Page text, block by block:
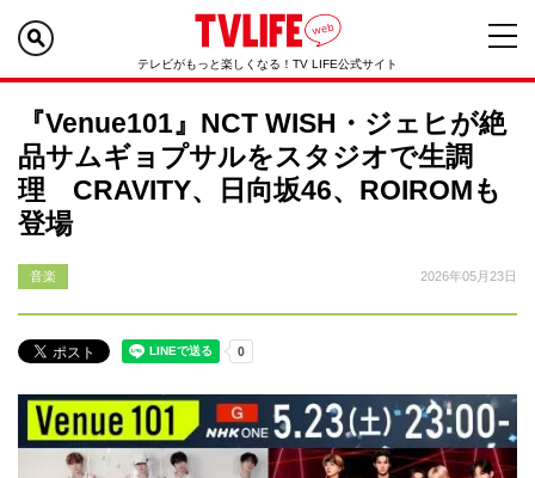
テレビがもっと楽しくなる！TV LIFE公式サイト
『Venue101』NCT WISH・ジェヒが絶
品サムギョプサルをスタジオで生調
理 CRAVITY、日向坂46、ROIROMも
登場
音楽 2026年05月23日